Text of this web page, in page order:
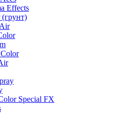
Effects
(грунт)
Special FX